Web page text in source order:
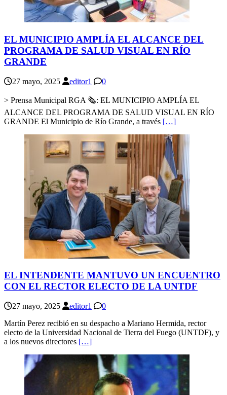
EL MUNICIPIO AMPLÍA EL ALCANCE DEL
PROGRAMA DE SALUD VISUAL EN RÍO
GRANDE
27 mayo, 2025 editor1 0
> Prensa Municipal RGA 🗞: EL MUNICIPIO AMPLÍA EL
ALCANCE DEL PROGRAMA DE SALUD VISUAL EN RÍO
GRANDE El Municipio de Río Grande, a través […]
EL INTENDENTE MANTUVO UN ENCUENTRO
CON EL RECTOR ELECTO DE LA UNTDF
27 mayo, 2025 editor1
0
Martín Perez recibió en su despacho a Mariano Hermida, rector
electo de la Universidad Nacional de Tierra del Fuego (UNTDF), y
a los nuevos directores […]